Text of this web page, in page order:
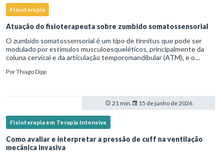
Fisioterapia
Atuação do fisioterapeuta sobre zumbido somatossensorial
O zumbido somatossensorial é um tipo de tinnitus que pode ser
modulado por estímulos musculoesqueléticos, principalmente da
coluna cervical e da articulação temporomandibular (ATM), e o
PorThiago Dipp
21 min. 15 de junho de 2026
Fisioterapia em Terapia Intensiva
Como avaliar e interpretar a pressão de cuff na ventilação
mecânica invasiva